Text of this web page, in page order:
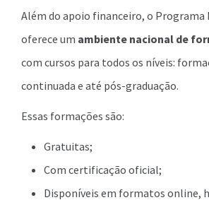
Além do apoio financeiro, o Programa
oferece um ambiente nacional de
com cursos para todos os níveis:
continuada e até pós-graduação.
Essas formações são:
Gratuitas;
Com certificação oficial;
Disponíveis em formatos online,